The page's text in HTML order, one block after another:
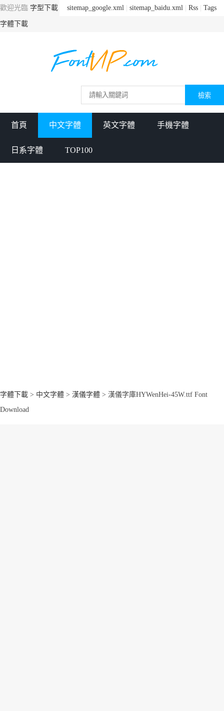
sitemap_google.xml sitemap_baidu.xml Rss Tags
歡迎光臨 字型下載
字體下載
首頁 中文字體 英文字體 手機字體
日系字體 TOP100
字體下載 > 中文字體 > 漢儀字體 > 漢儀字庫HYWenHei-45W.ttf Font
Download